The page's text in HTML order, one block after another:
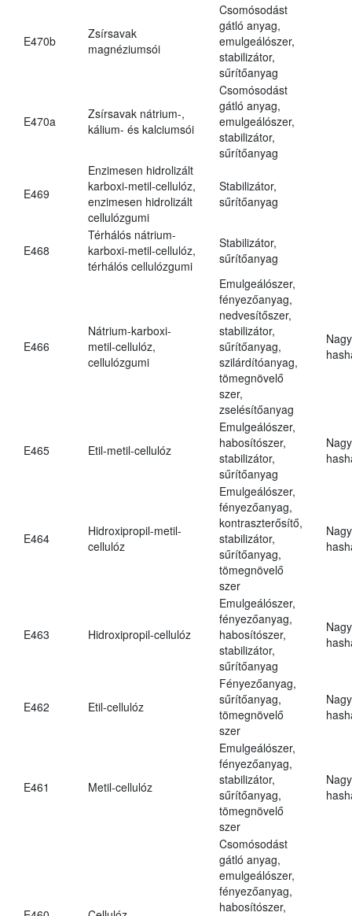
E470b
Zsírsavak
magnéziumsói
Csomósodást
gátló anyag,
emulgeálószer,
stabilizátor,
sűrítőanyag
E470a
Zsírsavak nátrium-,
kálium- és kalciumsói
Csomósodást
gátló anyag,
emulgeálószer,
stabilizátor,
sűrítőanyag
E469
Enzimesen hidrolizált
karboxi-metil-cellulóz,
enzimesen hidrolizált
cellulózgumi
Stabilizátor,
sűrítőanyag
E468
Térhálós nátrium-
karboxi-metil-cellulóz,
térhálós cellulózgumi
Stabilizátor,
sűrítőanyag
E466
Nátrium-karboxi-
metil-cellulóz,
cellulózgumi
Emulgeálószer,
fényezőanyag,
nedvesítőszer,
stabilizátor,
sűrítőanyag,
szilárdítóanyag,
tömegnövelő
szer,
zselésítőanyag
E465 Etil-metil-cellulóz
Emulgeálószer,
habosítószer,
stabilizátor,
sűrítőanyag
E464
Hidroxipropil-metil-
cellulóz
Emulgeálószer,
fényezőanyag,
kontraszterősítő,
stabilizátor,
sűrítőanyag,
tömegnövelő
szer
E463 Hidroxipropil-cellulóz
Emulgeálószer,
fényezőanyag,
habosítószer,
stabilizátor,
sűrítőanyag
E462 Etil-cellulóz
Fényezőanyag,
sűrítőanyag,
tömegnövelő
szer
E461 Metil-cellulóz
Emulgeálószer,
fényezőanyag,
stabilizátor,
sűrítőanyag,
tömegnövelő
szer
Csomósodást
gátló anyag,
emulgeálószer,
fényezőanyag,
habosítószer,